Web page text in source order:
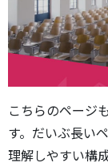
こちらのページ
す。だいぶ長い
理解しやすい構